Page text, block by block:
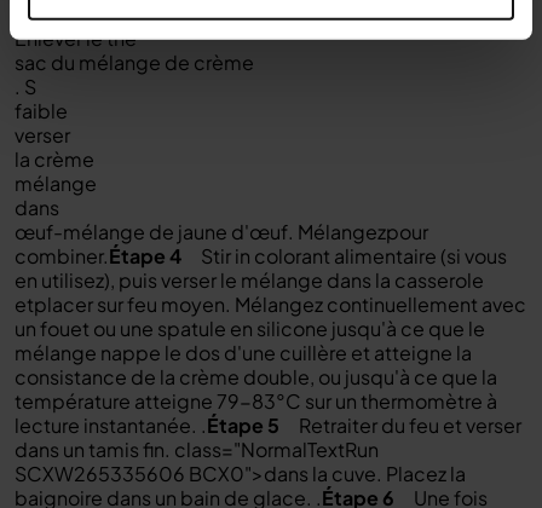
Étape 3
Enlever le thé
sac du mélange de crème
. S
faible
verser
la crème
mélange
dans
œuf-mélange de jaune d'œuf. Mélangezpour
combiner.Étape 4 Stir in colorant alimentaire (si vous
en utilisez), puis verser le mélange dans la casserole
etplacer sur feu moyen. Mélangez continuellement avec
un fouet ou une spatule en silicone jusqu'à ce que le
mélange nappe le dos d'une cuillère et atteigne la
consistance de la crème double, ou jusqu'à ce que la
température atteigne 79-83°C sur un thermomètre à
lecture instantanée. .Étape 5
Retraiter du feu et verser
dans un tamis fin. class="NormalTextRun
SCXW265335606 BCX0">dans la cuve. Placezla
baignoire dans un bain de glace. .Étape 6
Une fois